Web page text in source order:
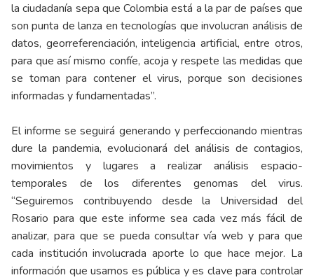
la ciudadanía sepa que Colombia está a la par de países que
son punta de lanza en tecnologías que involucran análisis de
datos, georreferenciación, inteligencia artificial, entre otros,
para que así mismo confíe, acoja y respete las medidas que
se toman para contener el virus, porque son decisiones
informadas y fundamentadas”.
El informe se seguirá generando y perfeccionando mientras
dure la pandemia, evolucionará del análisis de contagios,
movimientos y lugares a realizar análisis espacio-
temporales de los diferentes genomas del virus.
“Seguiremos contribuyendo desde la Universidad del
Rosario para que este informe sea cada vez más fácil de
analizar, para que se pueda consultar vía web y para que
cada institución involucrada aporte lo que hace mejor. La
información que usamos es pública y es clave para controlar